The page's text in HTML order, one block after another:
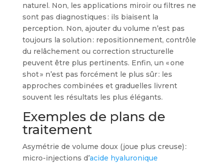
naturel. Non, les applications miroir ou filtres ne
sont pas diagnostiques : ils biaisent la
perception. Non, ajouter du volume n’est pas
toujours la solution : repositionnement, contrôle
du relâchement ou correction structurelle
peuvent être plus pertinents. Enfin, un « one
shot » n’est pas forcément le plus sûr : les
approches combinées et graduelles livrent
souvent les résultats les plus élégants.
Exemples de plans de
traitement
Asymétrie de volume doux (joue plus creuse) :
micro-injections d’acide hyaluronique